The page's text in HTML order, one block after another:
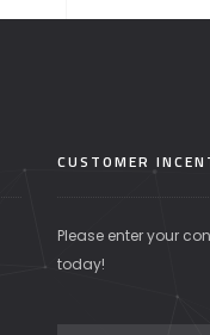
CUSTOMER
Please enter your
today!